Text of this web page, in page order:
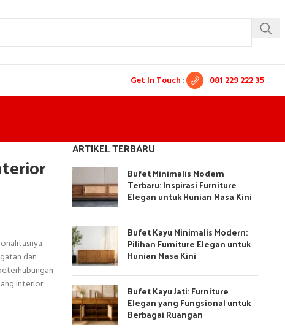
Get In Touch : 081 229 222 35
dan
interior
ARTIKEL TERBARU
Bufet Minimalis Modern
Terbaru: Inspirasi Furniture
Elegan untuk Hunian Masa Kini
Bufet Kayu Minimalis Modern:
Pilihan Furniture Elegan untuk
Hunian Masa Kini
Bufet Kayu Jati: Furniture
Elegan yang Fungsional untuk
Berbagai Ruangan